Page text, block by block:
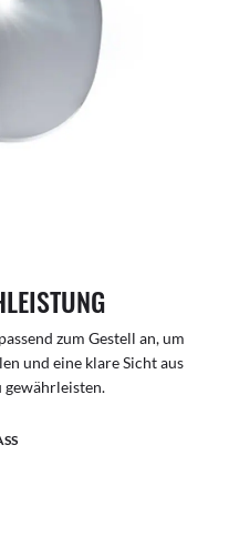
zum Gestell an, um
und eine klare Sicht aus